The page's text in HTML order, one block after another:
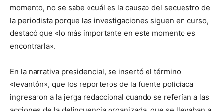
momento, no se sabe «cuál es la causa» del secuestro de
la periodista porque las investigaciones siguen en curso,
destacó que «lo más importante en este momento es
encontrarla».
En la narrativa presidencial, se insertó el término
«levantón», que los reporteros de la fuente policiaca
ingresaron a la jerga redaccional cuando se referían a las